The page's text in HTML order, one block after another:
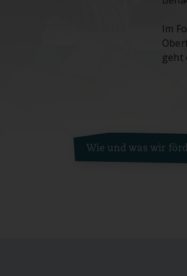
Im
geht
Wie und was wir